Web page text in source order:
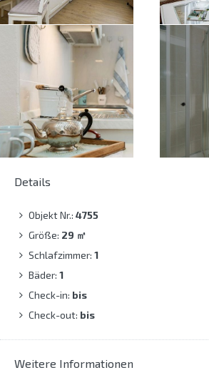
Details
Objekt Nr.: 4755
Größe: 29 ㎡
Schlafzimmer: 1
Bäder: 1
Check-in: bis
Check-out: bis
Weitere Informationen